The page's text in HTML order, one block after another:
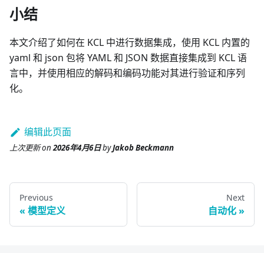
小结
本文介绍了如何在 KCL 中进行数据集成，使用 KCL 内置的
yaml 和 json 包将 YAML 和 JSON 数据直接集成到 KCL 语
言中，并使用相应的解码和编码功能对其进行验证和序列
化。
编辑此页面
上次更新on 2026年4月6日byJakob Beckmann
Previous
模型定义
Next
自动化